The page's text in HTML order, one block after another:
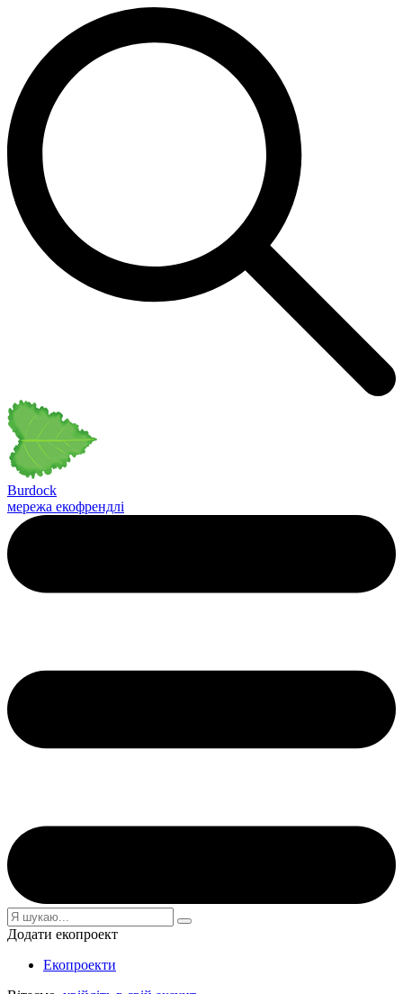
Burdock
мережа екофрендлі
Додати екопроект
Екопроекти